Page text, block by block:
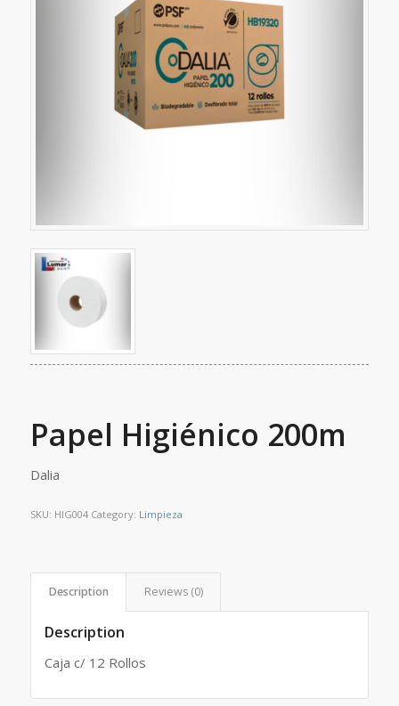
Papel Higiénico 200m
Dalia
SKU: HIG004 Category: Limpieza
Description Reviews (0)
Description
Caja c/ 12 Rollos